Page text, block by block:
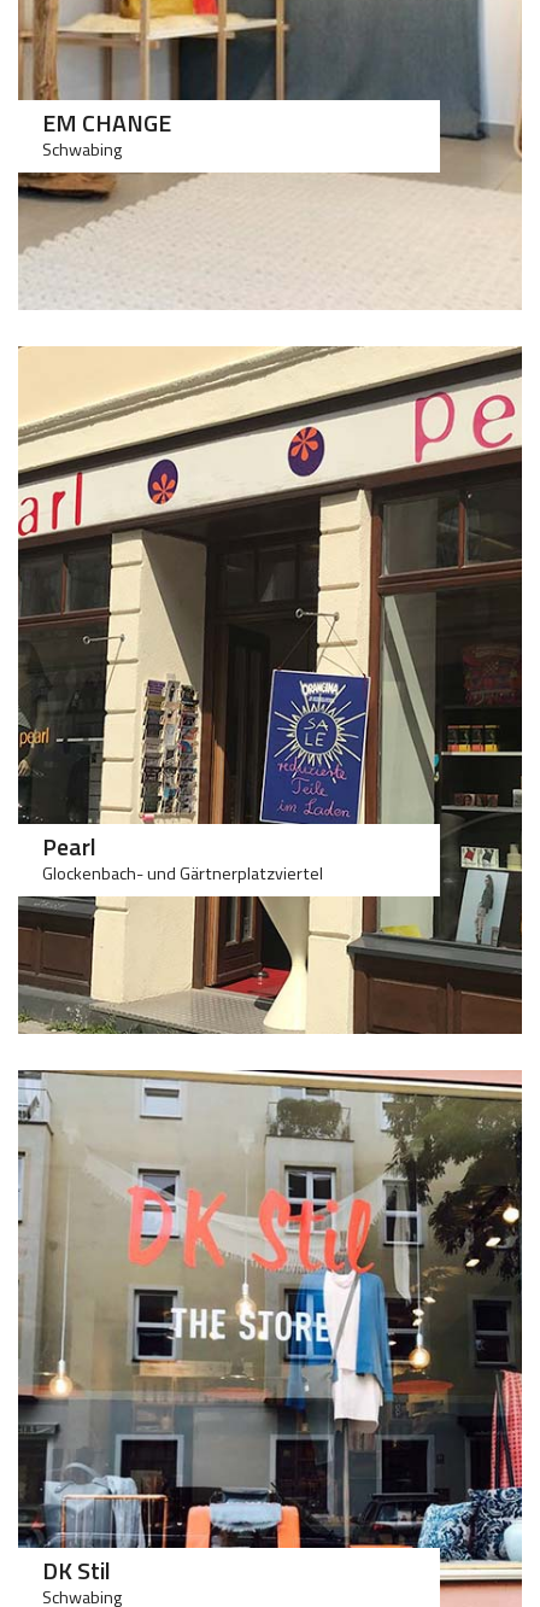
EM CHANGE
Schwabing
Pearl
Glockenbach- und Gärtnerplatzviertel
100
DK Stil
Schwabing
>75 >75